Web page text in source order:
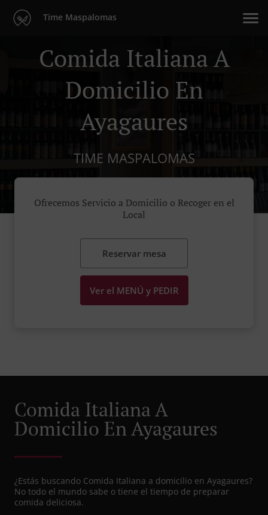
Time Maspalomas
Comida Italiana A
Domicilio En
Ayagaures
TIME MASPALOMAS
Ofrecemos Servicio a Domicilio o Recoger en el
Local
Reservar mesa
Ver el MENÚ y PEDIR
Comida Italiana A
Domicilio En Ayagaures
¿Estás buscando Comida Italiana a domicilio en Ayagaures?
No todo el mundo sabe o tiene el tiempo de preparar
comida deliciosa.